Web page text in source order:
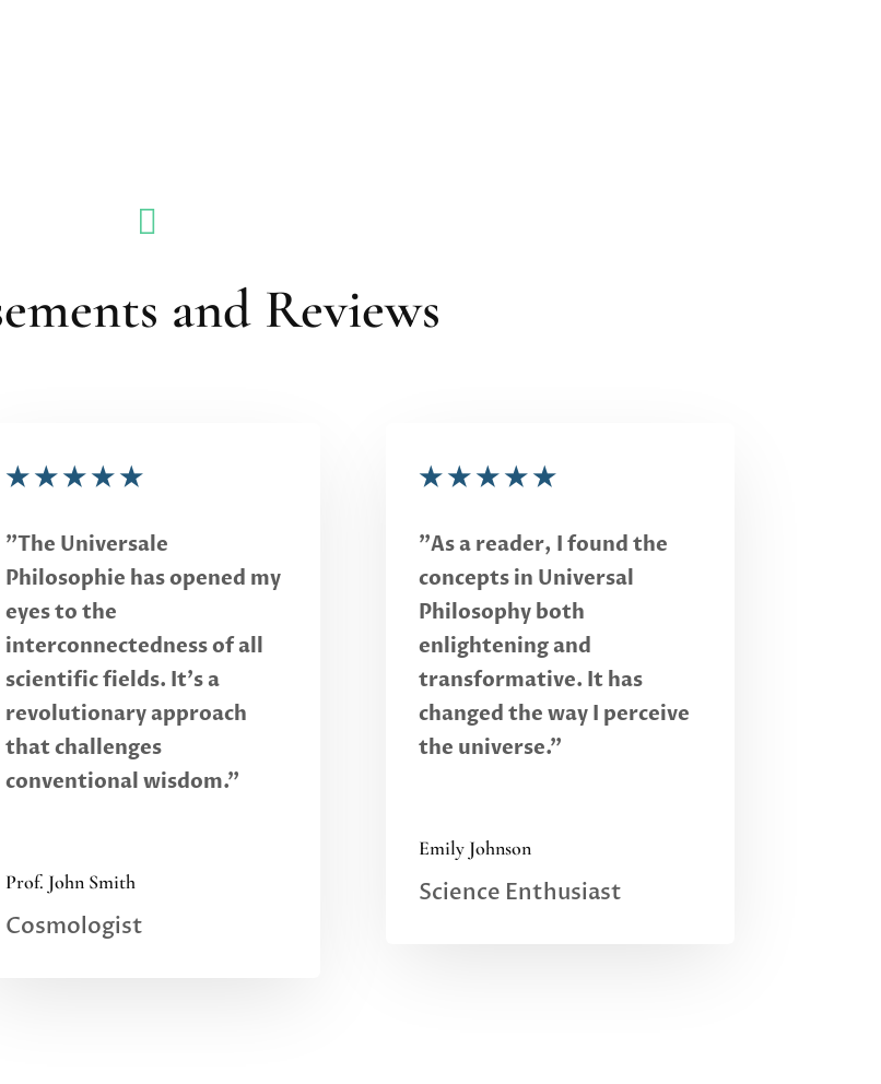

and Reviews
★★★★★
"The Universale
Philosophie has opened my
eyes to the
interconnectedness of all
scientific fields. It's a
revolutionary approach
that challenges
conventional wisdom."
Prof. John Smith
Cosmologist
★★★★★
"As a reader, I found the
concepts in Universal
Philosophy both
enlightening and
transformative. It has
changed the way I perceive
the universe."
Emily Johnson
Science Enthusiast